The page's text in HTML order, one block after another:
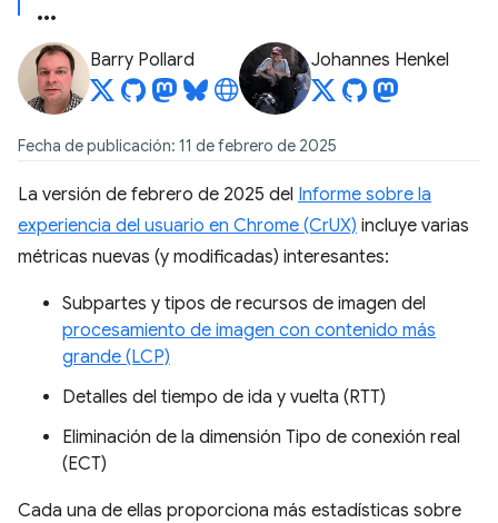
Barry Pollard Johannes Henkel
Fecha de publicación: 11 de febrero de 2025
La versión de febrero de 2025 del Informe sobre la
experiencia del usuario en Chrome (CrUX) incluye varias
métricas nuevas (y modificadas) interesantes:
Subpartes y tipos de recursos de imagen del
procesamiento de imagen con contenido más
grande (LCP)
Detalles del tiempo de ida y vuelta (RTT)
Eliminación de la dimensión Tipo de conexión real
(ECT)
Cada una de ellas proporciona más estadísticas sobre